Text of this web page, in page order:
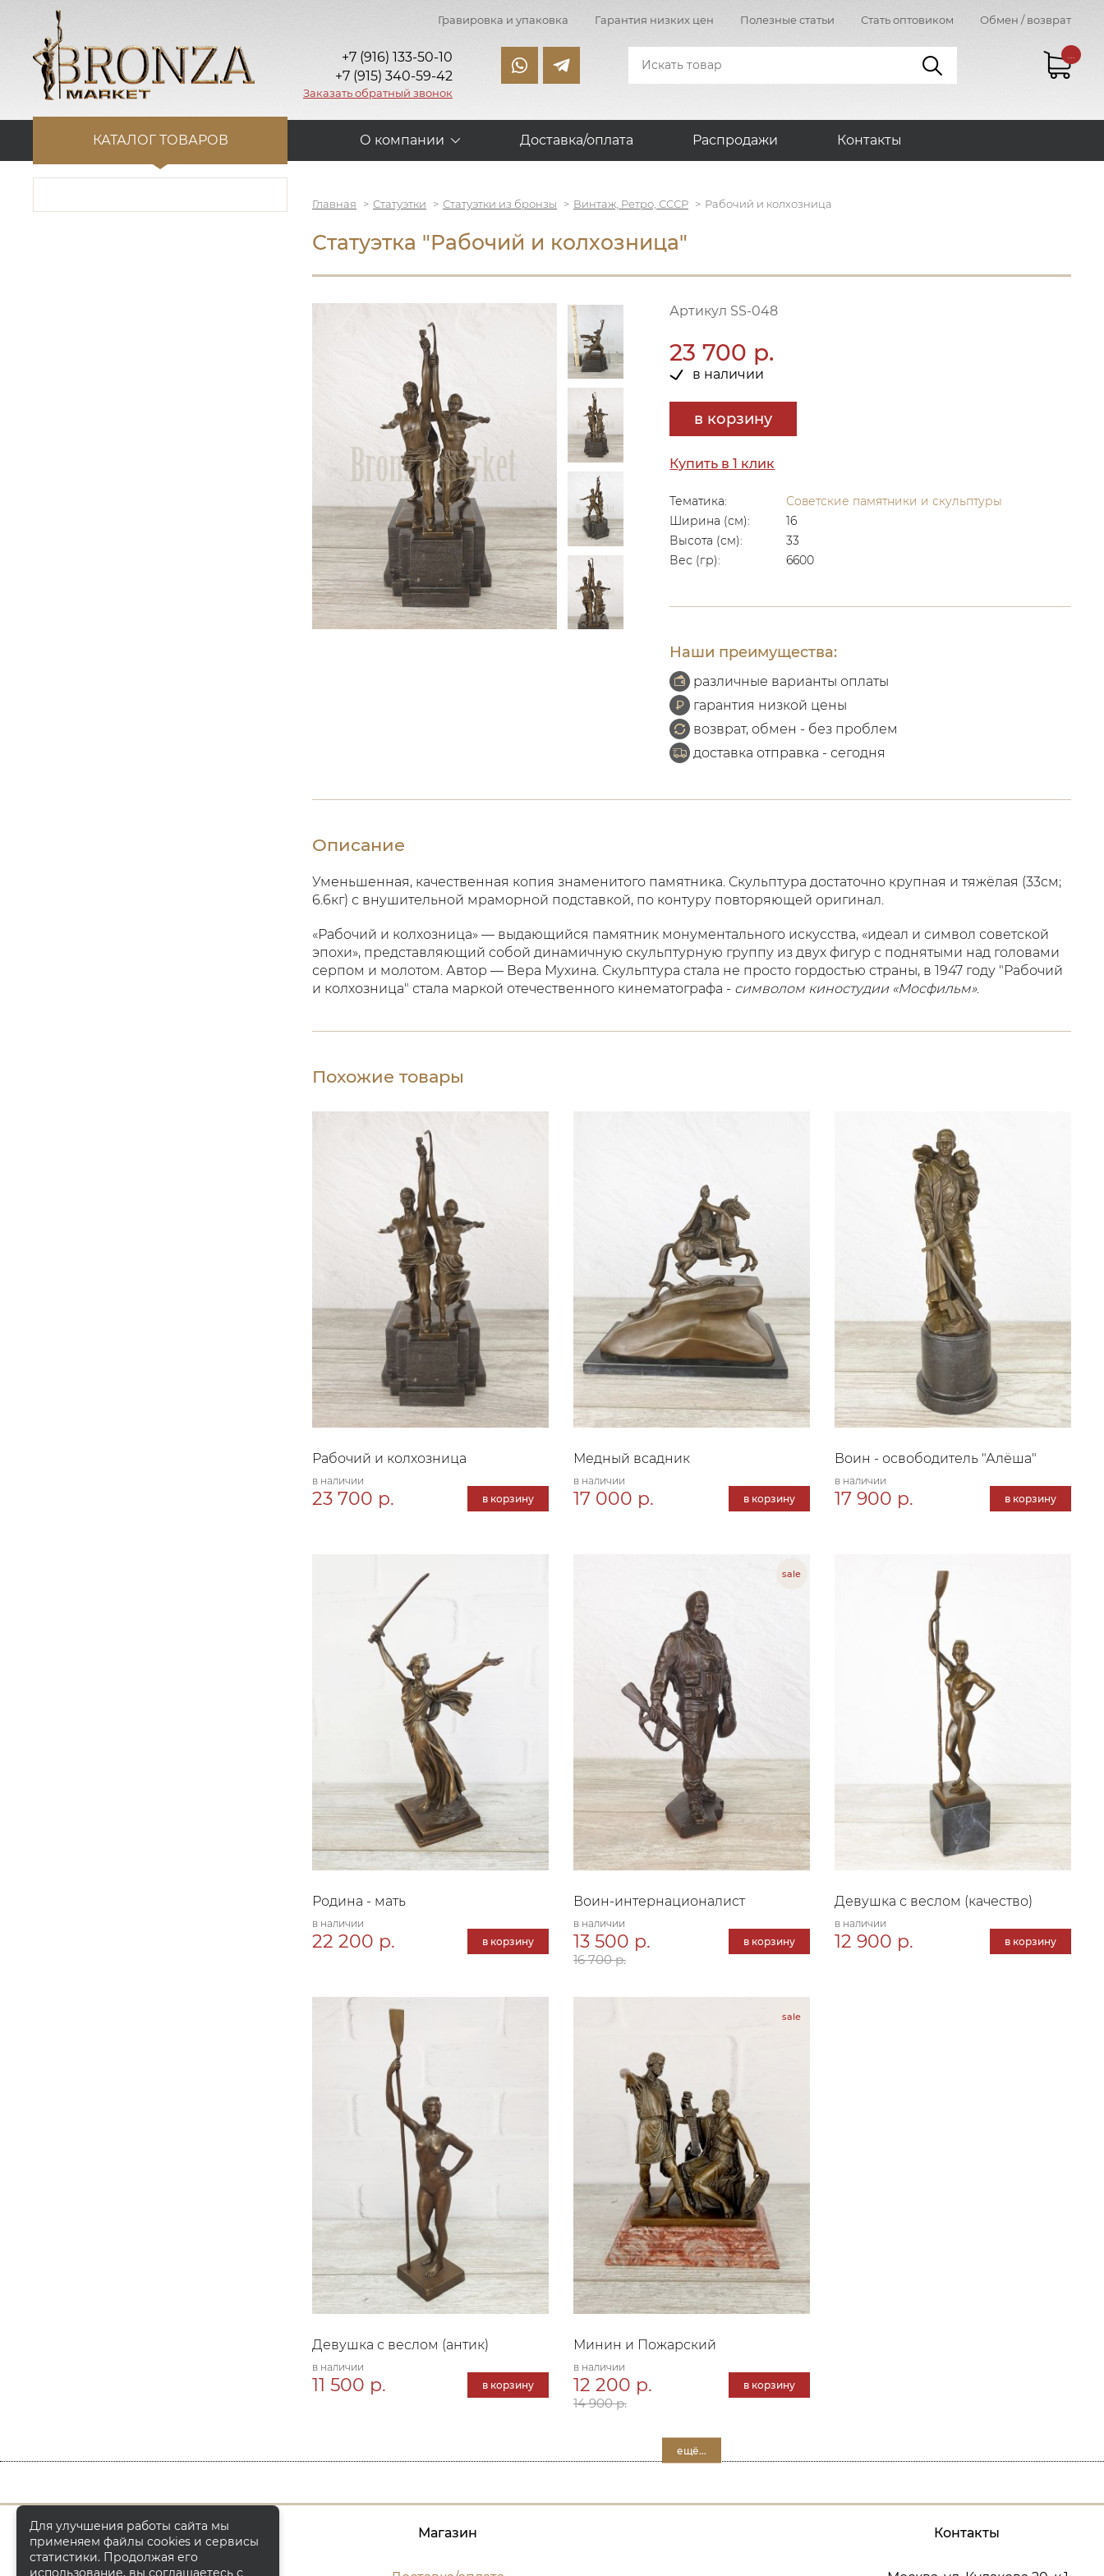
Гравировка и упаковка Гарантия низких цен Полезные статьи Стать оптовиком Обмен / возврат
+7 (916) 133-50-10
+7 (915) 340-59-42
Заказать обратный звонок
...
КАТАЛОГ ТОВАРОВ О компании Доставка/оплата Распродажи Контакты
Главная Статуэтки Статуэтки из бронзы Винтаж, Ретро, СССР Рабочий и колхозница
Статуэтка "Рабочий и колхозница"
Артикул SS-048
23 700 р.
в наличии
в корзину
Купить в 1 клик
Тематика:
Советские памятники и скульптуры
Ширина (см):
16
Высота (см):
33
Вес (гр):
6600
Наши преимущества:
различные варианты оплаты
гарантия низкой цены
возврат, обмен - без проблем
доставка отправка - сегодня
Описание
Уменьшенная, качественная копия знаменитого памятника. Скульптура достаточно крупная и тяжёлая (33см;
6.6кг) с внушительной мраморной подставкой, по контуру повторяющей оригинал.
«Рабочий и колхозница» — выдающийся памятник монументального искусства, «идеал и символ советской
эпохи», представляющий собой динамичную скульптурную группу из двух фигур с поднятыми над головами
серпом и молотом. Автор — Вера Мухина. Скульптура стала не просто гордостью страны, в 1947 году "Рабочий
и колхозница" стала маркой отечественного кинематографа - символом киностудии «Мосфильм».
Похожие товары
Рабочий и колхозница
в наличии
23 700 р. в корзину
Медный всадник
в наличии
17 000 р. в корзину
Воин - освободитель "Алёша"
в наличии
17 900 р. в корзину
Родина - мать
в наличии
22 200 р. в корзину
Воин-интернационалист
в наличии
13 500 р.
16 700 р.
в корзину
Девушка с веслом (качество)
в наличии
12 900 р. в корзину
Девушка с веслом (антик)
в наличии
11 500 р. в корзину
Минин и Пожарский
в наличии
12 200 р.
14 900 р.
в корзину
ещё...
Магазин Контакты
Для улучшения работы сайта мы
применяем файлы cookies и сервисы
статистики. Продолжая его
использование, вы соглашаетесь с